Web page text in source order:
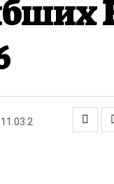
11.03.2